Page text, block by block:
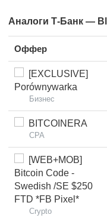
Аналоги Т-Банк —
Оффер
[EXCLUSIVE]
Porównywarka
Бизнес
BITCOINERA
CPA
[WEB+MOB]
Bitcoin Code -
Swedish /SE $250
FTD *FB Pixel*
Crypto